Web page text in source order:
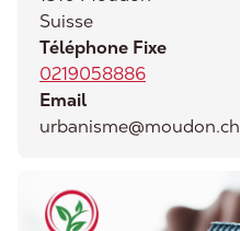
Suisse
Téléphone Fixe
0219058886
Email
urbanisme@moudon.ch